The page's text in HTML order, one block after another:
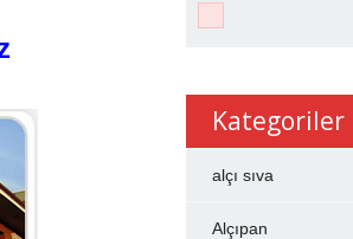
Kategoriler
alçı sıva
Alçıpan